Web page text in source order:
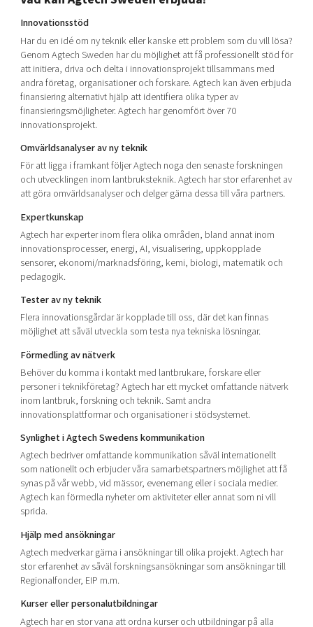
Innovationsstöd
Har du en idé om ny teknik eller kanske ett problem som du vill lösa?
Genom Agtech Sweden har du möjlighet att få professionellt stöd för
att initiera, driva och delta i innovationsprojekt tillsammans med
andra företag, organisationer och forskare. Agtech kan även erbjuda
finansiering alternativt hjälp att identifiera olika typer av
finansieringsmöjligheter. Agtech har genomfört över 70
innovationsprojekt.
Omvärldsanalyser av ny teknik
För att ligga i framkant följer Agtech noga den senaste forskningen
och utvecklingen inom lantbruksteknik. Agtech har stor erfarenhet av
att göra omvärldsanalyser och delger gärna dessa till våra partners.
Expertkunskap
Agtech har experter inom flera olika områden, bland annat inom
innovationsprocesser, energi, AI, visualisering, uppkopplade
sensorer, ekonomi/marknadsföring, kemi, biologi, matematik och
pedagogik.
Tester av ny teknik
Flera innovationsgårdar är kopplade till oss, där det kan finnas
möjlighet att såväl utveckla som testa nya tekniska lösningar.
Förmedling av nätverk
Behöver du komma i kontakt med lantbrukare, forskare eller
personer i teknikföretag? Agtech har ett mycket omfattande nätverk
inom lantbruk, forskning och teknik. Samt andra
innovationsplattformar och organisationer i stödsystemet.
Synlighet i Agtech Swedenskommunikation
Agtech bedriver omfattande kommunikation såväl internationellt
som nationellt och erbjuder våra samarbetspartners möjlighet att få
synas på vår webb, vid mässor, evenemang eller i sociala medier.
Agtech kan förmedla nyheter om aktiviteter eller annat som ni vill
sprida.
Hjälp med ansökningar
Agtech medverkar gärna i ansökningar till olika projekt. Agtech har
stor erfarenhet av såväl forskningsansökningar som ansökningar till
Regionalfonder, EIP m.m.
Kurser eller personalutbildningar
Agtech har en stor vana att ordna kurser och utbildningar på alla